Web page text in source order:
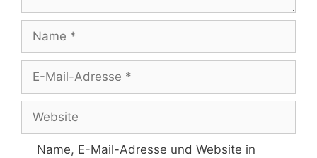
Name
Adresse
Website
Name, E-Mail-Adresse und Website in